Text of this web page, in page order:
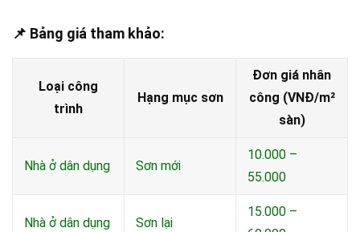
📌 Bảng giá tham khảo:
Loại công
trình
Hạng mục sơn
Đơn giá nhân
công (VNĐ/m²
sàn)
Nhà ở dân dụng Sơn mới
10.000 –
55.000
Nhà ở dân dụng Sơn lại
15.000 –